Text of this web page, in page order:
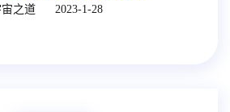
之道 2023-1-28